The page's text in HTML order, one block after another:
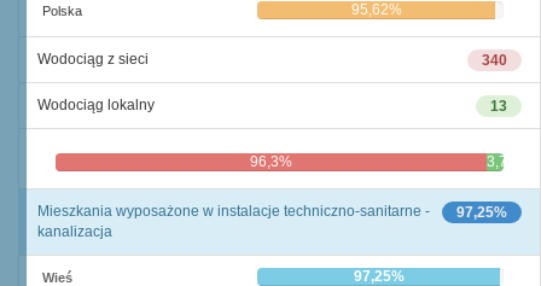
Polska 95,62%
340
Wodociąg z sieci
13
Wodociąg lokalny
96,3% 3,7%
97,25%
Mieszkania wyposażone w instalacje techniczno-sanitarne -
kanalizacja
Wieś 97,25%